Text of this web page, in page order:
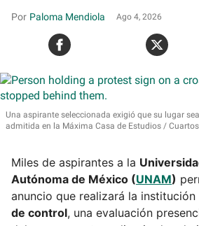
Paloma Mendiola Ago 4, 2026
Una aspirante seleccionada exigió que su lugar
admitida en la Máxima Casa de Estudios
Miles de aspirantes a la
Autónoma de México (UNAM)
anuncio que realizará la institución
de control, una evaluación